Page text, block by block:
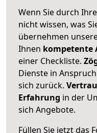
Wenn Sie durch
nicht wissen, was
übernehmen
Ihnen kompetente
einer Checkliste.
Dienste in
sich zurück.
Erfahrung in der
sich Angebote.
Füllen Sie jetzt das